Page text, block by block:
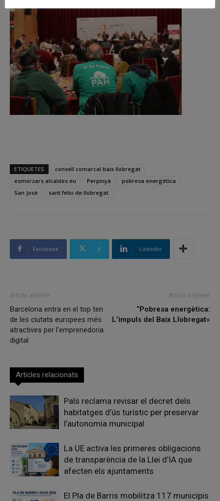
ETIQUETES
consell comarcal baix llobregat
esmorzars alcaldes.eu
Perpinyà
pobresa energètica
San José
sant feliu de llobregat
Facebook X Linkedin
Article anterior
Barcelona entra en el top ten
de les ciutats europees més
atractives per l’emprenedoria
digital
Article següent
“Pobresa energètica:
L’impuls del Baix Llobregat»
Articles relacionats
Pals reclama revisar el decret dels
habitatges d’ús turístic per preservar
l’autonomia municipal
La UE activa les primeres obligacions
de transparència de la Llei d’IA que
afecten els ajuntaments
El Pla de Barris mobilitza 117 municipis